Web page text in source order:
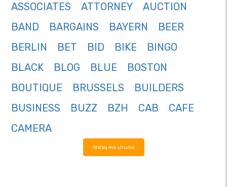
ASSOCIATES
ATTORNEY
AUCTION
BAND
BARGAINS BAYERN
BEER
BERLIN
BET BID BIKE
BINGO
BLACK
BLOG BLUE
BOSTON
BOUTIQUE
BRUSSELS
BUILDERS
BUSINESS
BUZZ BZH CAB
CAFE
CAMERA
Shfaq më shumë